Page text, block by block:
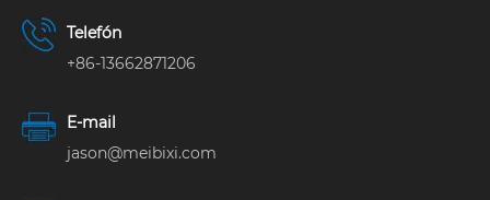
Telefón
+86-13662871206
E-mail
jason@meibixi.com